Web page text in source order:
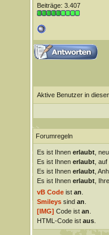
Beiträge: 3.407
Aktive Benutzer in
Forumregeln
Es ist Ihnen erlaubt,
Es ist Ihnen erlaubt, auf
Es ist Ihnen erlaubt,
Es ist Ihnen erlaubt,
vB Codeist an
Smileyssind an
[IMG] Code ist an
HTML-Code ist aus.